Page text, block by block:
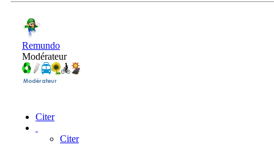
Remundo
Modérateur
Citer
Citer